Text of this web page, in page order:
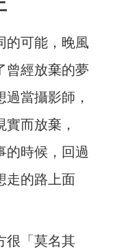
的可能，晚風
曾經放棄的夢
當攝影師，
而放棄，
的時候，回過
走的路上面
很「莫名其